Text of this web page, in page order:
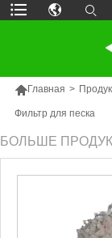
Главная >
Фильтр для песка
БОЛЬШЕ